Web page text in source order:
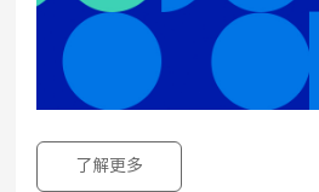
了解更多